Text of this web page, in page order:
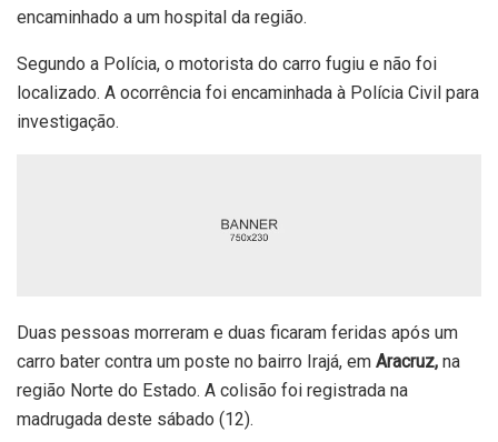
encaminhado a um hospital da região.
Segundo a Polícia, o motorista do carro fugiu e não foi
localizado. A ocorrência foi encaminhada à Polícia Civil para
investigação.
Duas pessoas morreram e duas ficaram feridas após um
carro bater contra um poste no bairro Irajá, em Aracruz, na
região Norte do Estado. A colisão foi registrada na
madrugada deste sábado (12).